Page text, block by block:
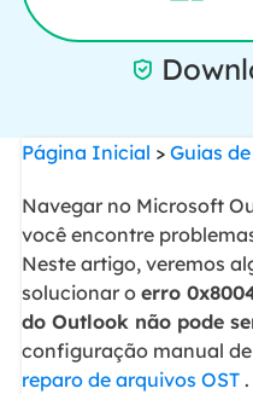

Página Inicial > Guias
Navegar no Microsoft
você encontre
Neste artigo, veremos
solucionar o erro
do Outlook não pode
configuração manual
reparo de arquivos OST.